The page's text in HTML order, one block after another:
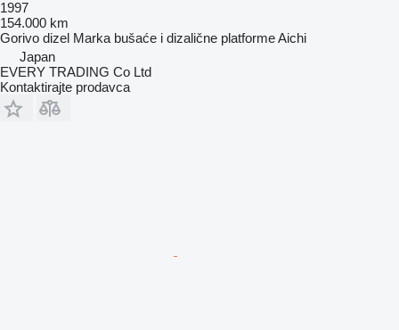
1997
154.000 km
Gorivo dizel Marka bušaće i dizalične platformeAichi
Japan
EVERY TRADING Co Ltd
Kontaktirajte prodavca